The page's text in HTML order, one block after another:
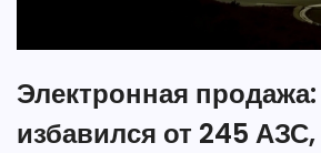
Электронная
избавился от 245